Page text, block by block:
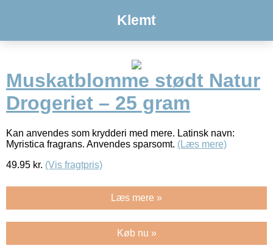
Klemt
Muskatblomme stødt Natur
Drogeriet – 25 gram
Kan anvendes som krydderi med mere. Latinsk navn:
Myristica fragrans. Anvendes sparsomt. (Læs mere)
49.95 kr. (Vis fragtpris)
Læs mere »
Køb nu »